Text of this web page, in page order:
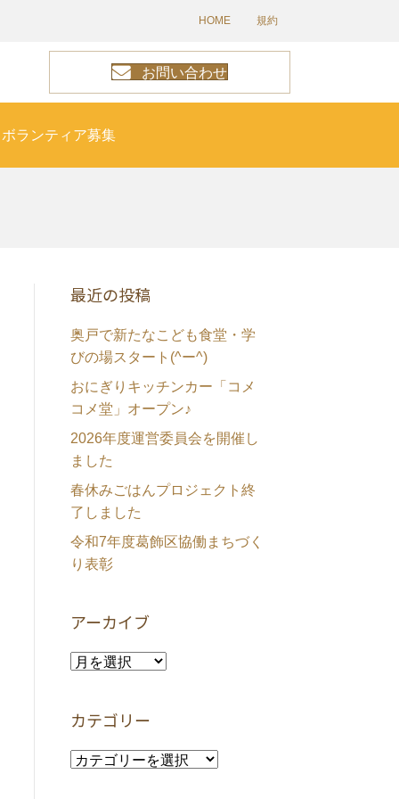
HOME 規約
お問い合わせ
ボランティア募集
最近の投稿
奥戸で新たなこども食堂・学
びの場スタート(^ー^)
おにぎりキッチンカー「コメ
コメ堂」オープン♪
2026年度運営委員会を開催し
ました
春休みごはんプロジェクト終
了しました
令和7年度葛飾区協働まちづく
り表彰
アーカイブ
ア
イ
ブ
カテゴリー
カ